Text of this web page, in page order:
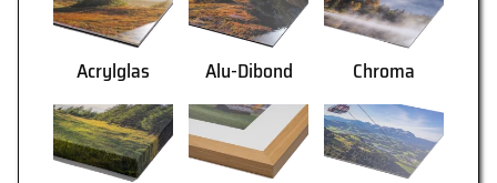
Acrylglas Alu-Dibond Chroma